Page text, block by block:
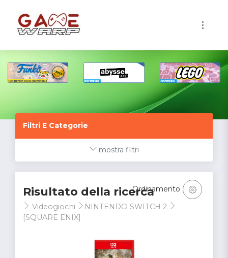
Filtri E Categorie
mostra filtri
Risultato della ricerca
Videogiochi
NINTENDO SWITCH 2
[SQUARE ENIX]
Ordinamento